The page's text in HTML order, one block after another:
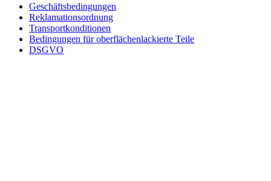
Geschäftsbedingungen
Reklamationsordnung
Transportkonditionen
Bedingungen für oberflächenlackierte Teile
DSGVO